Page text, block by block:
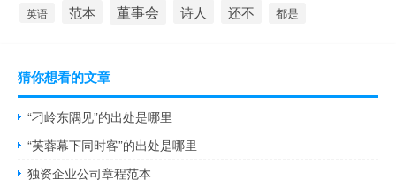
英语 范本 董事会 诗人 还不 都是
猜你想看的文章
“刁岭东隅见”的出处是哪里
“芙蓉幕下同时客”的出处是哪里
独资企业公司章程范本